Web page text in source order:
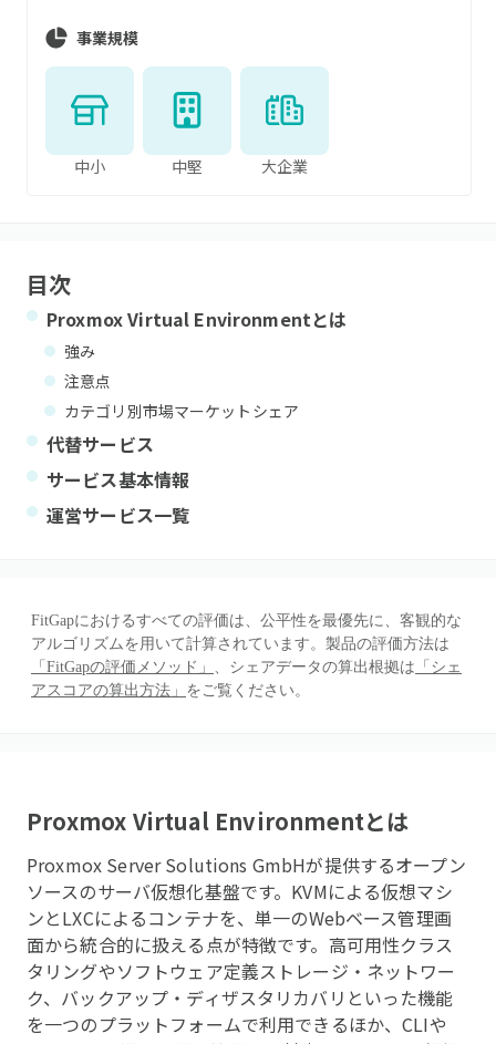
事業規模
中小 中堅 大企業
目次
Proxmox Virtual Environmentとは
強み
注意点
カテゴリ別市場マーケットシェア
代替サービス
サービス基本情報
運営サービス一覧
FitGapにおけるすべての評価は、公平性を最優先に、客観的な
アルゴリズムを用いて計算されています。製品の評価方法は
「FitGapの評価メソッド」 、シェアデータの算出根拠は 「シェ
アスコアの算出方法」 をご覧ください。
Proxmox Virtual Environmentとは
Proxmox Server Solutions GmbHが提供するオープン
ソースのサーバ仮想化基盤です。KVMによる仮想マシ
ンとLXCによるコンテナを、単一のWebベース管理画
面から統合的に扱える点が特徴です。高可用性クラス
タリングやソフトウェア定義ストレージ・ネットワー
ク、バックアップ・ディザスタリカバリといった機能
を一つのプラットフォームで利用できるほか、CLIや